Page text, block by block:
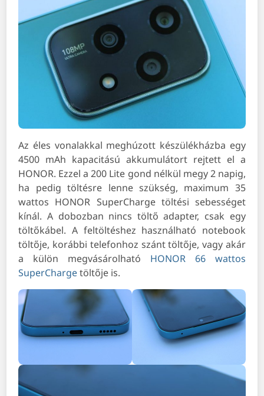
Az éles vonalakkal meghúzott készülékházba egy
4500 mAh kapacitású akkumulátort rejtett el a
HONOR. Ezzel a 200 Lite gond nélkül megy 2 napig,
ha pedig töltésre lenne szükség, maximum 35
wattos HONOR SuperCharge töltési sebességet
kínál. A dobozban nincs töltő adapter, csak egy
töltőkábel. A feltöltéshez használható notebook
töltője, korábbi telefonhoz szánt töltője, vagy akár
a külön megvásárolható HONOR 66 wattos
SuperChargetöltője is.